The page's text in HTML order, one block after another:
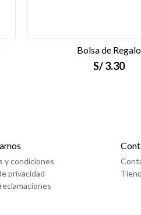
Bolsa de Regalo
S/3.30
y condiciones
privacidad